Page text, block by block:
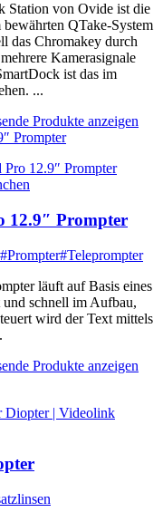
Station von Ovide ist die
QTake-System
das Chromakey durch
Kamerasignale
ist das im
...
Produkte anzeigen
Prompter
12.9″ Prompter
#Prompter#Teleprompter
läuft auf Basis eines
schnell im Aufbau,
wird der Text mittels
Produkte anzeigen